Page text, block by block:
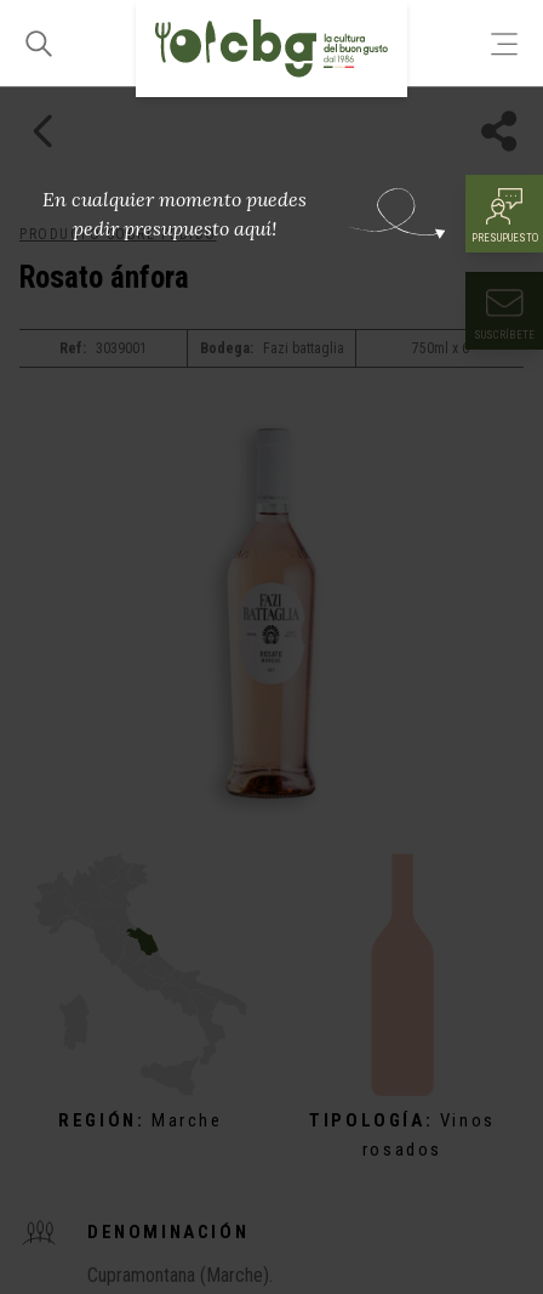
En cualquier momento puedes
pedir presupuesto aquí!
PRESUPUESTO
SUSCRÍBETE
PRODUCTO SOBRE PEDIDO
Rosato ánfora
Ref: 3039001 Bodega: Fazi battaglia 750ml x 6
DENOMINACIÓN
Cupramontana (Marche).
REGIÓN: Marche TIPOLOGÍA: Vinos
rosados